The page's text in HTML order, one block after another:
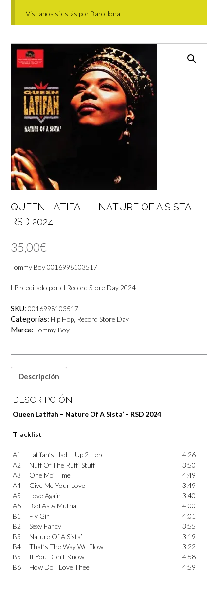
Visítanos si estás por Barcelona
QUEEN LATIFAH – NATURE OF A SISTA’ –
RSD 2024
35,00€
Tommy Boy 0016998103517
LP reeditado por el Record Store Day 2024
SKU: 0016998103517
Categorías: Hip Hop, Record Store Day
Marca: Tommy Boy
Descripción
DESCRIPCIÓN
Queen Latifah – Nature Of A Sista’ – RSD 2024
Tracklist
A1 Latifah’s Had It Up 2 Here
4:26
A2
Nuff Of The Ruff’ Stuff’
3:50
A3
One Mo’ Time
4:49
A4
Give Me Your Love
3:49
A5
Love Again
3:40
A6
Bad As A Mutha
4:00
B1
Fly Girl
4:01
B2
Sexy Fancy
3:55
B3
Nature Of A Sista’
3:19
B4
That’s The Way We Flow
3:22
B5
If You Don’t Know
4:58
B6
How Do I Love Thee 4:59